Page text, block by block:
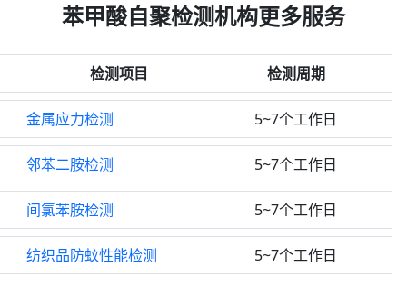
苯甲酸自聚检测机构更多服务
检测项目 检测周期
金属应力检测 5~7个工作日
邻苯二胺检测 5~7个工作日
间氯苯胺检测 5~7个工作日
纺织品防蚊性能检测 5~7个工作日